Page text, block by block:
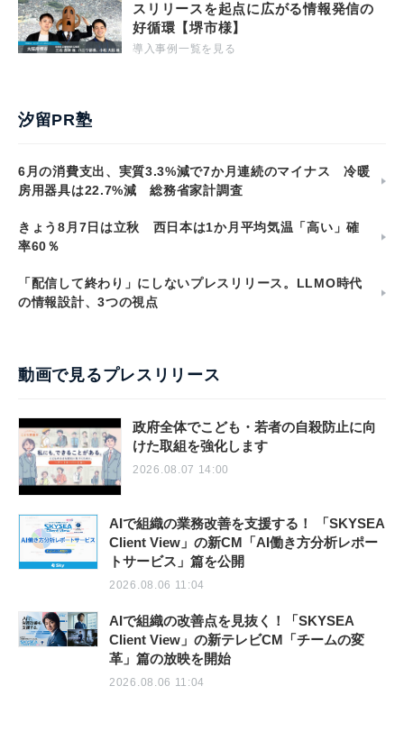
スリリースを起点に広がる情報発信の
好循環【堺市様】
導入事例一覧を見る
汐留PR塾
6月の消費支出、実質3.3%減で7か月連続のマイナス 冷暖
房用器具は22.7%減 総務省家計調査
きょう8月7日は立秋 西日本は1か月平均気温「高い」確
率60％
「配信して終わり」にしないプレスリリース。LLMO時代
の情報設計、3つの視点
動画で見るプレスリリース
政府全体でこども・若者の自殺防止に向
けた取組を強化します
2026.08.07 14:00
AIで組織の業務改善を支援する！ 「SKYSEA
Client View」の新CM「AI働き方分析レポー
トサービス」篇を公開
2026.08.06 11:04
AIで組織の改善点を見抜く！「SKYSEA
Client View」の新テレビCM「チームの変
革」篇の放映を開始
2026.08.06 11:04